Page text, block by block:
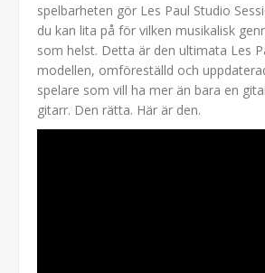
spelbarheten gör Les Paul Studio
du kan lita på för vilken musikalisk
som helst. Detta är den ultimata Les
modellen, omföreställd och
spelare som vill ha mer än bara en
gitarr. Den rätta. Här är den.